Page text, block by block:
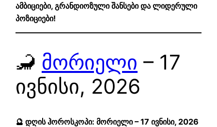
ამბიციები, გრანდიოზული შანსები და ლიდერული
პოზიციები!
🦂 მორიელი – 17
ივნისი, 2026
🔮 დღის ჰოროსკოპი: მორიელი – 17 ივნისი, 2026